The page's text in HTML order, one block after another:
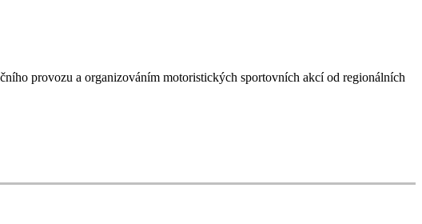
provozu a organizováním motoristických sportovních akcí od regionálních